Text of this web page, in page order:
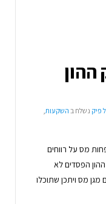
ההון
פיק נשלח ב השקעות
מס על רווחים
הפסדים לא
מגן מס ויתכן שתוכלו